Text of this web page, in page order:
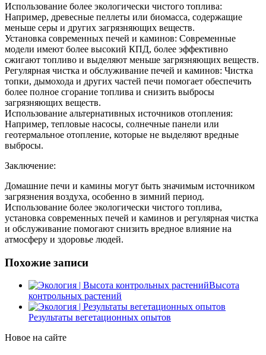
Использование более экологически чистого топлива:
Например, древесные пеллеты или биомасса, содержащие
меньше серы и других загрязняющих веществ.
Установка современных печей и каминов: Современные
модели имеют более высокий КПД, более эффективно
сжигают топливо и выделяют меньше загрязняющих веществ.
Регулярная чистка и обслуживание печей и каминов: Чистка
топки, дымохода и других частей печи помогает обеспечить
более полное сгорание топлива и снизить выбросы
загрязняющих веществ.
Использование альтернативных источников отопления:
Например, тепловые насосы, солнечные панели или
геотермальное отопление, которые не выделяют вредные
выбросы.
Заключение:
Домашние печи и камины могут быть значимым источником
загрязнения воздуха, особенно в зимний период.
Использование более экологически чистого топлива,
установка современных печей и каминов и регулярная чистка
и обслуживание помогают снизить вредное влияние на
атмосферу и здоровье людей.
Похожие записи
Высота
контрольных растений
Результаты вегетационных опытов
Новое на сайте